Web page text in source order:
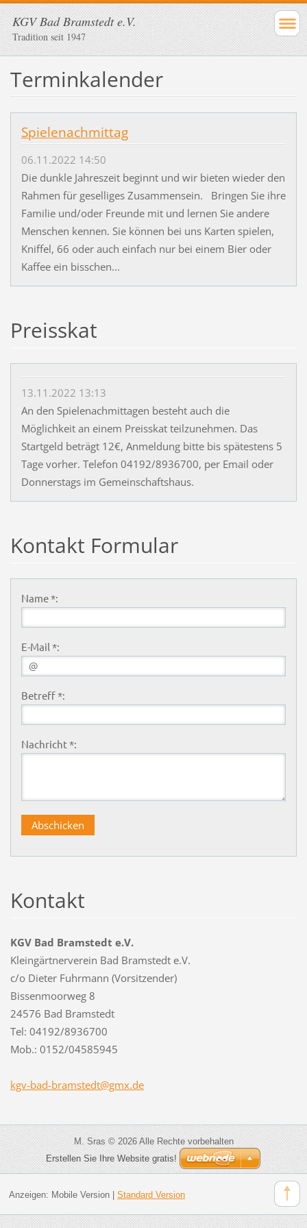
KGV Bad Bramstedt e.V.
Tradition seit 1947
Terminkalender
Spielenachmittag
06.11.2022 14:50
Die dunkle Jahreszeit beginnt und wir bieten wieder den
Rahmen für geselliges Zusammensein. Bringen Sie ihre
Familie und/oder Freunde mit und lernen Sie andere
Menschen kennen. Sie können bei uns Karten spielen,
Kniffel, 66 oder auch einfach nur bei einem Bier oder
Kaffee ein bisschen...
Preisskat
13.11.2022 13:13
An den Spielenachmittagen besteht auch die
Möglichkeit an einem Preisskat teilzunehmen. Das
Startgeld beträgt 12€, Anmeldung bitte bis spätestens 5
Tage vorher. Telefon 04192/8936700, per Email oder
Donnerstags im Gemeinschaftshaus.
Kontakt Formular
Name *:
E-Mail *:
Betreff *:
Nachricht *:
Kontakt
KGV Bad Bramstedt e.V.
Kleingärtnerverein Bad Bramstedt e.V.
c/o Dieter Fuhrmann (Vorsitzender)
Bissenmoorweg 8
24576 Bad Bramstedt
Tel: 04192/8936700
Mob.: 0152/04585945
kgv-bad-bramstedt@gmx.de
M. Sras © 2026 Alle Rechte vorbehalten
Erstellen Sie Ihre Website gratis!
Anzeigen: Mobile Version| Standard Version